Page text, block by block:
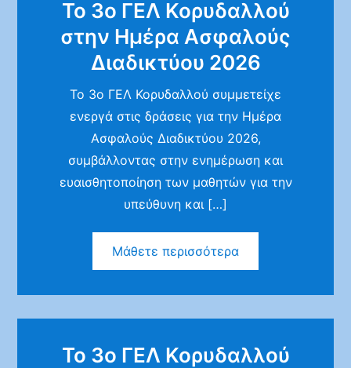
Το 3ο ΓΕΛ Κορυδαλλού
στην Ημέρα Ασφαλούς
Διαδικτύου 2026
Το 3ο ΓΕΛ Κορυδαλλού συμμετείχε
ενεργά στις δράσεις για την Ημέρα
Ασφαλούς Διαδικτύου 2026,
συμβάλλοντας στην ενημέρωση και
ευαισθητοποίηση των μαθητών για την
υπεύθυνη και […]
Μάθετε περισσότερα
Το 3ο ΓΕΛ Κορυδαλλού